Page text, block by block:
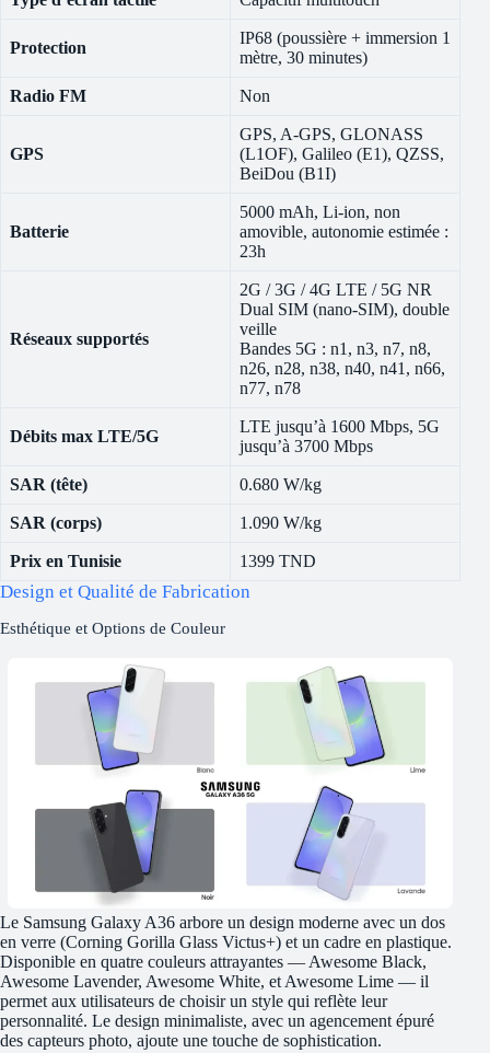
Protection
IP68 (poussière + immersion 1
mètre, 30 minutes)
Radio FM Non
GPS
GPS, A-GPS, GLONASS
(L1OF), Galileo (E1), QZSS,
BeiDou (B1I)
Batterie
5000 mAh, Li-ion, non
amovible, autonomie estimée :
23h
Réseaux supportés
2G / 3G / 4G LTE / 5G NR
Dual SIM (nano-SIM), double
veille
Bandes 5G : n1, n3, n7, n8,
n26, n28, n38, n40, n41, n66,
n77, n78
Débits max LTE/5G
LTE jusqu’à 1600 Mbps, 5G
jusqu’à 3700 Mbps
SAR (tête) 0.680 W/kg
SAR (corps) 1.090 W/kg
Prix en Tunisie 1399 TND
Design et Qualité de Fabrication
Esthétique et Options de Couleur
Le Samsung Galaxy A36 arbore un design moderne avec un dos
en verre (Corning Gorilla Glass Victus+) et un cadre en plastique.
Disponible en quatre couleurs attrayantes — Awesome Black,
Awesome Lavender, Awesome White, et Awesome Lime — il
permet aux utilisateurs de choisir un style qui reflète leur
personnalité. Le design minimaliste, avec un agencement épuré
des capteurs photo, ajoute une touche de sophistication.